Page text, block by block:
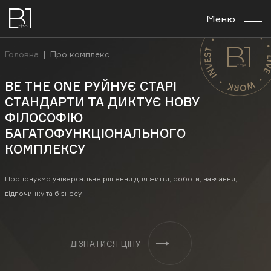
Про комплекс
Бізнес-центр
Новини
Укр Рус
Меню
Головна | Про комплекс
BE THE ONE РУЙНУЄ СТАРІ
СТАНДАРТИ ТА ДИКТУЄ НОВУ
ФІЛОСОФІЮ
БАГАТОФУНКЦІОНАЛЬНОГО
КОМПЛЕКСУ
Пропонуємо універсальне рішення для життя, роботи, навчання,
відпочинку та бізнесу
ДІЗНАТИСЯ ЦІНУ